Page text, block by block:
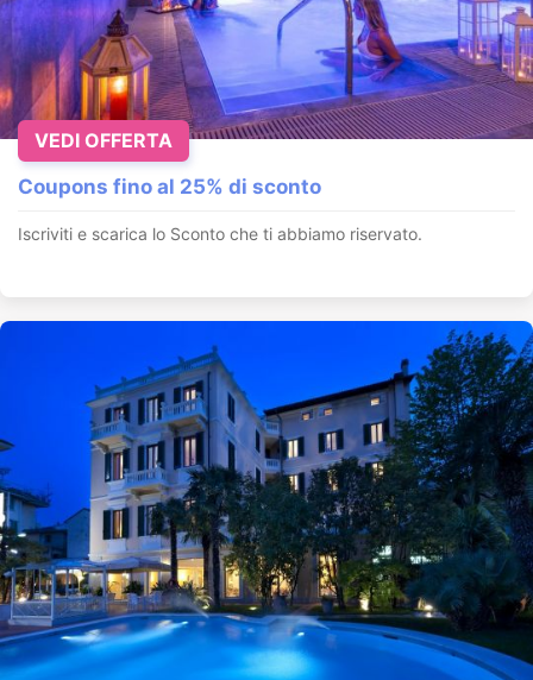
Coupons fino al 25% di sconto
Iscriviti e scarica lo Sconto che ti abbiamo riservato.
VEDI OFFERTA